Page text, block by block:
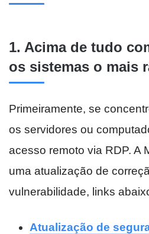
1. Acima de tudo
os sistemas o mais
Primeiramente, se
os servidores ou
acesso remoto via RDP. A
uma atualização de
vulnerabilidade, links
Atualização de